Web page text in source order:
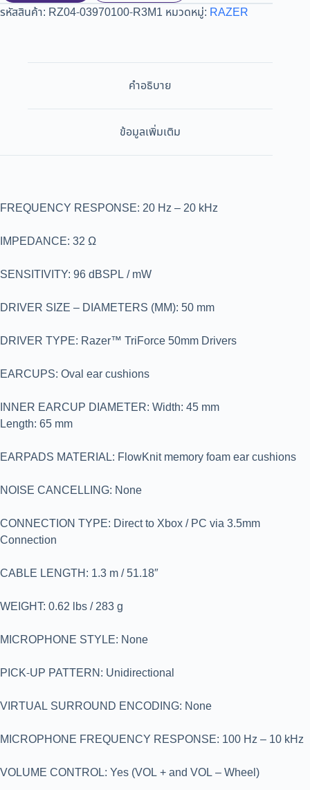
รหัสสินค้า: RZ04-03970100-R3M1 หมวดหมู่: RAZER
คำอธิบาย
ข้อมูลเพิ่มเติม
FREQUENCY RESPONSE: 20 Hz – 20 kHz
IMPEDANCE: 32 Ω
SENSITIVITY: 96 dBSPL / mW
DRIVER SIZE – DIAMETERS (MM): 50 mm
DRIVER TYPE: Razer™ TriForce 50mm Drivers
EARCUPS: Oval ear cushions
INNER EARCUP DIAMETER: Width: 45 mm
Length: 65 mm
EARPADS MATERIAL: FlowKnit memory foam ear cushions
NOISE CANCELLING: None
CONNECTION TYPE: Direct to Xbox / PC via 3.5mm
Connection
CABLE LENGTH: 1.3 m / 51.18″
WEIGHT: 0.62 lbs / 283 g
MICROPHONE STYLE: None
PICK-UP PATTERN: Unidirectional
VIRTUAL SURROUND ENCODING: None
MICROPHONE FREQUENCY RESPONSE: 100 Hz – 10 kHz
VOLUME CONTROL: Yes (VOL + and VOL – Wheel)